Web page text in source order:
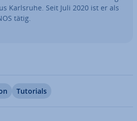
Karlsruhe. Seit Juli 2020 ist er als
tätig.
Tutorials